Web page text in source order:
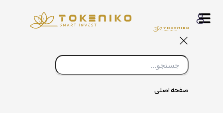
صفحه اصلی